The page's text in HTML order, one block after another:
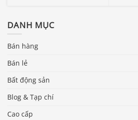
DANH MỤC
Bán hàng
Bán lẻ
Bất động sản
Blog & Tạp chí
Cao cấp